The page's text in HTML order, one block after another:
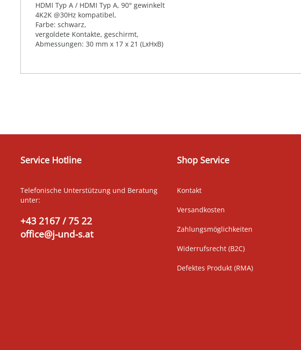
HDMI Typ A / HDMI Typ A, 90° gewinkelt
4K2K @30Hz kompatibel,
Farbe: schwarz,
vergoldete Kontakte, geschirmt,
Abmessungen: 30 mm x 17 x 21 (LxHxB)
Service Hotline
Telefonische Unterstützung und Beratung
unter:
+43 2167 / 75 22
office@j-und-s.at
Shop Service
Kontakt
Versandkosten
Zahlungsmöglichkeiten
Widerrufsrecht (B2C)
Defektes Produkt (RMA)